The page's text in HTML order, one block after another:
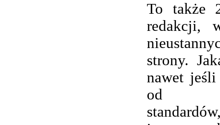
To także
redakcji,
strony.
nawet
od